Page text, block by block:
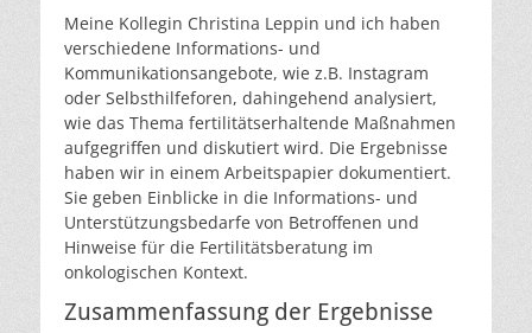
Meine Kollegin Christina Leppin und ich haben
verschiedene Informations- und
Kommunikationsangebote, wie z.B. Instagram
oder Selbsthilfeforen, dahingehend analysiert,
wie das Thema fertilitätserhaltende Maßnahmen
aufgegriffen und diskutiert wird. Die Ergebnisse
haben wir in einem Arbeitspapier dokumentiert.
Sie geben Einblicke in die Informations- und
Unterstützungsbedarfe von Betroffenen und
Hinweise für die Fertilitätsberatung im
onkologischen Kontext.
Zusammenfassung der Ergebnisse